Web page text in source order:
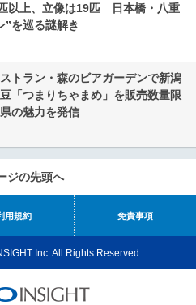
以上、立像は19匹 日本橋・八重
”を巡る謎解き
トラン・森のビアガーデンで新潟
「つまりちゃまめ」を販売数量限
の魅力を発信
ジの先頭へ
用規約 免責事項
Inc. All Rights Reserved.